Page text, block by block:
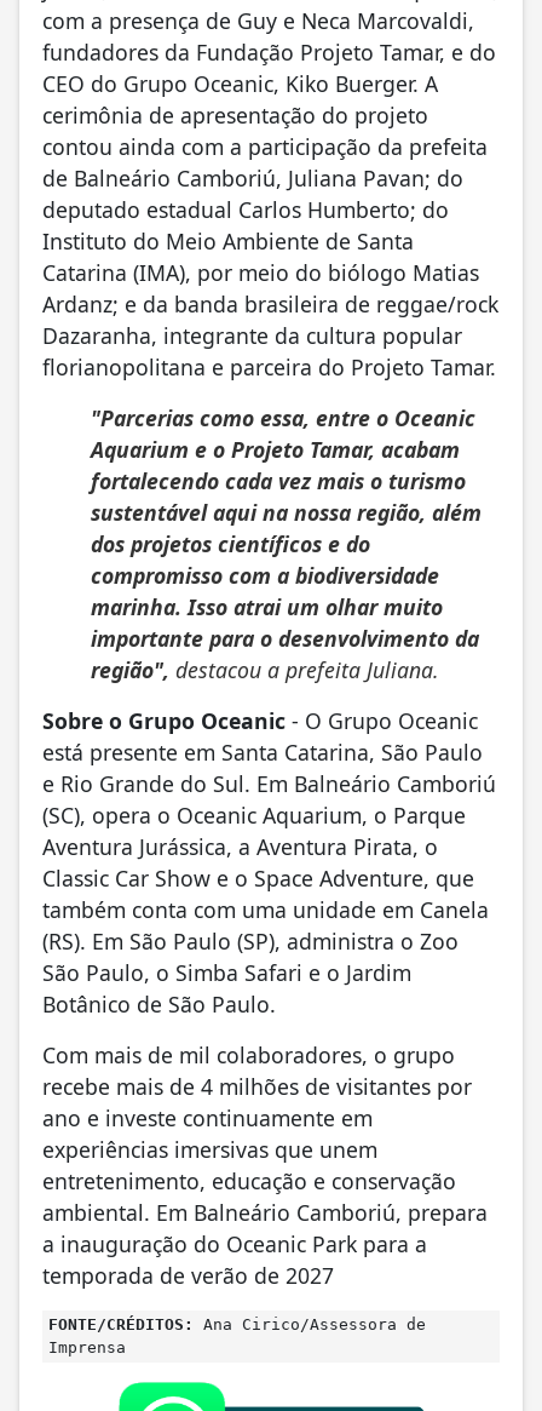
com a presença de Guy e Neca Marcovaldi,
fundadores da Fundação Projeto Tamar, e do
CEO do Grupo Oceanic, Kiko Buerger. A
cerimônia de apresentação do projeto
contou ainda com a participação da prefeita
de Balneário Camboriú, Juliana Pavan; do
deputado estadual Carlos Humberto; do
Instituto do Meio Ambiente de Santa
Catarina (IMA), por meio do biólogo Matias
Ardanz; e da banda brasileira de reggae/rock
Dazaranha, integrante da cultura popular
florianopolitana e parceira do Projeto Tamar.
"Parcerias como essa, entre o Oceanic
Aquarium e o Projeto Tamar, acabam
fortalecendo cada vez mais o turismo
sustentável aqui na nossa região, além
dos projetos científicos e do
compromisso com a biodiversidade
marinha. Isso atrai um olhar muito
importante para o desenvolvimento da
região", destacou a prefeita Juliana.
Sobre o Grupo Oceanic - O Grupo Oceanic
está presente em Santa Catarina, São Paulo
e Rio Grande do Sul. Em Balneário Camboriú
(SC), opera o Oceanic Aquarium, o Parque
Aventura Jurássica, a Aventura Pirata, o
Classic Car Show e o Space Adventure, que
também conta com uma unidade em Canela
(RS). Em São Paulo (SP), administra o Zoo
São Paulo, o Simba Safari e o Jardim
Botânico de São Paulo.
Com mais de mil colaboradores, o grupo
recebe mais de 4 milhões de visitantes por
ano e investe continuamente em
experiências imersivas que unem
entretenimento, educação e conservação
ambiental. Em Balneário Camboriú, prepara
a inauguração do Oceanic Park para a
temporada de verão de 2027
FONTE/CRÉDITOS:
Ana Cirico/Assessora de
Imprensa